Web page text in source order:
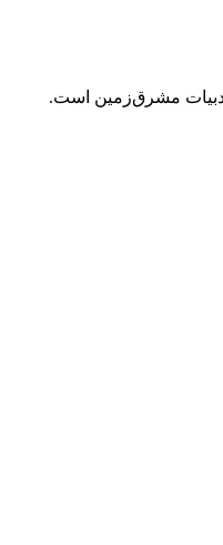
مشرق‌زمین است.